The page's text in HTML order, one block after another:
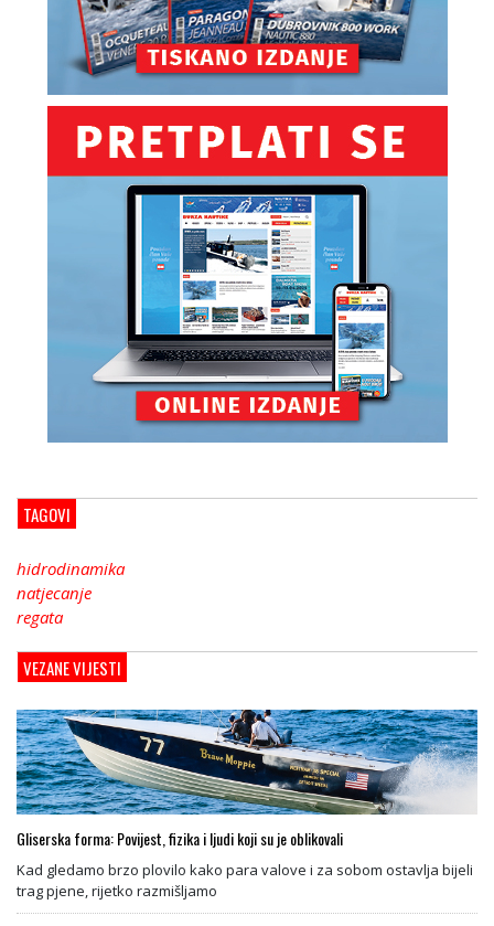
TAGOVI
hidrodinamika
natjecanje
regata
VEZANE VIJESTI
Gliserska forma: Povijest, fizika i ljudi koji su je oblikovali
Kad gledamo brzo plovilo kako para valove i za sobom ostavlja bijeli
trag pjene, rijetko razmišljamo